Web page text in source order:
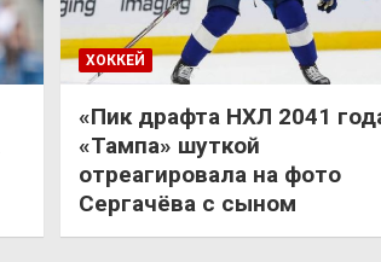
ХОККЕЙ
«Пик драфта НХЛ 2041
«Тампа» шуткой
отреагировала на фото
Сергачёва с сыном